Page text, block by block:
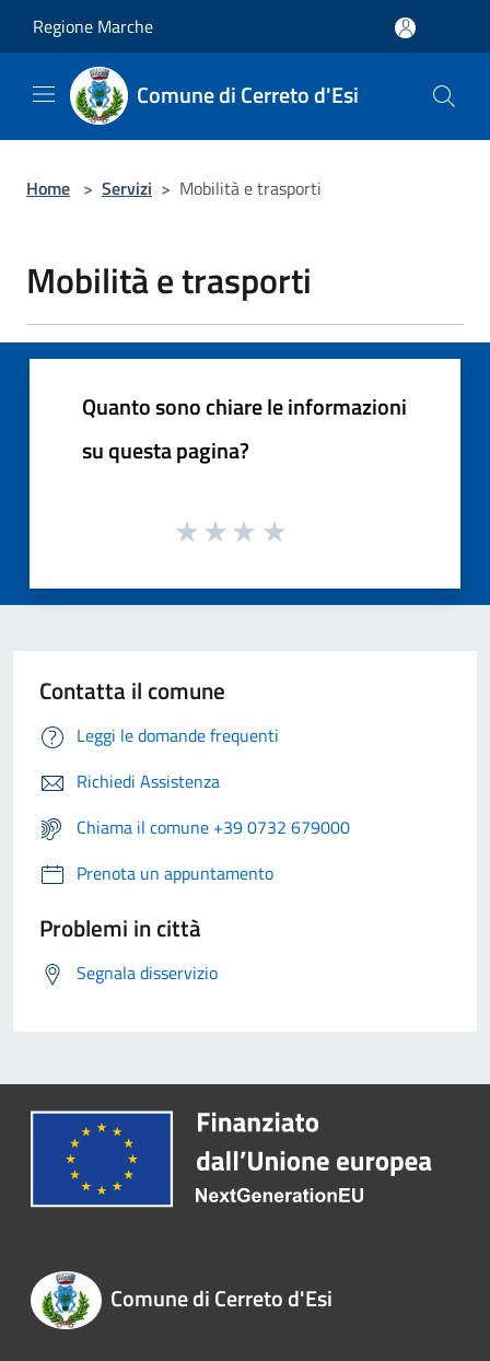
Regione Marche
Comune di Cerreto d'Esi
Home > Servizi > Mobilità e trasporti
Mobilità e trasporti
Quanto sono chiare le informazioni
su questa pagina?
Contatta il comune
Leggi le domande frequenti
Richiedi Assistenza
Chiama il comune +39 0732 679000
Prenota un appuntamento
Problemi in città
Segnala disservizio
Comune di Cerreto d'Esi